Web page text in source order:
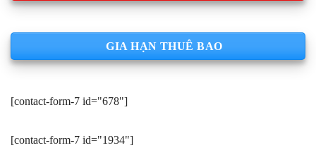
GIA HẠN THUÊ BAO
[contact-form-7 id="678"]
[contact-form-7 id="1934"]